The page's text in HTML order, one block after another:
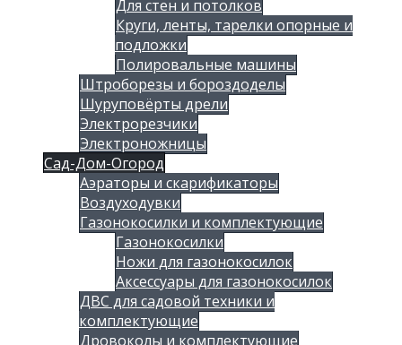
Для стен и потолков
Круги, ленты, тарелки опорные и
подложки
Полировальные машины
Штроборезы и бороздоделы
Шуруповёрты дрели
Электрорезчики
Электроножницы
Сад-Дом-Огород
Аэраторы и скарификаторы
Воздуходувки
Газонокосилки и комплектующие
Газонокосилки
Ножи для газонокосилок
Аксессуары для газонокосилок
ДВС для садовой техники и
комплектующие
Дровоколы и комплектующие